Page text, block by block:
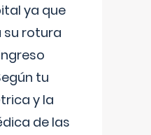
ya que
su rotura
tu
y la
de las